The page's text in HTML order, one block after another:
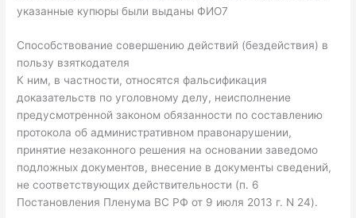
указанные купюры были выданы ФИО7
Способствование совершению действий (бездействия) в
пользу взяткодателя
К ним, в частности, относятся фальсификация
доказательств по уголовному делу, неисполнение
предусмотренной законом обязанности по составлению
протокола об административном правонарушении,
принятие незаконного решения на основании заведомо
подложных документов, внесение в документы сведений,
не соответствующих действительности (п. 6
Постановления Пленума ВС РФ от 9 июля 2013 г. N 24).